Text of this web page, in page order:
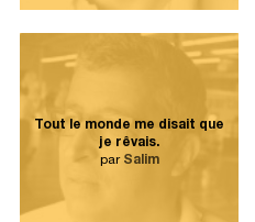
Tout le monde me disait que
je rêvais.
par Salim